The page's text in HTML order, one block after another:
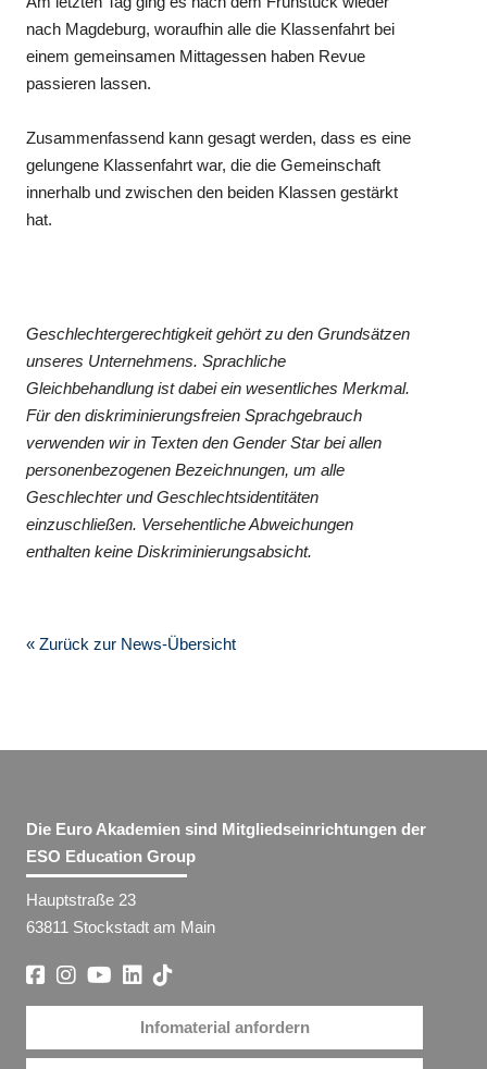
nach Magdeburg, woraufhin alle die Klassenfahrt bei
einem gemeinsamen Mittagessen haben Revue
passieren lassen.
Zusammenfassend kann gesagt werden, dass es eine
gelungene Klassenfahrt war, die die Gemeinschaft
innerhalb und zwischen den beiden Klassen gestärkt
hat.
Geschlechtergerechtigkeit gehört zu den Grundsätzen
unseres Unternehmens. Sprachliche
Gleichbehandlung ist dabei ein wesentliches Merkmal.
Für den diskriminierungsfreien Sprachgebrauch
verwenden wir in Texten den Gender Star bei allen
personenbezogenen Bezeichnungen, um alle
Geschlechter und Geschlechtsidentitäten
einzuschließen. Versehentliche Abweichungen
enthalten keine Diskriminierungsabsicht.
« Zurück zur News-Übersicht
Die Euro Akademien sind Mitgliedseinrichtungen der
ESO Education Group
Hauptstraße 23
63811 Stockstadt am Main
Infomaterial anfordern